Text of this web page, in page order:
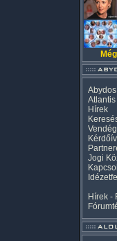
Atlantis
Hírek
Kérdőív
Jogi
Hírek -